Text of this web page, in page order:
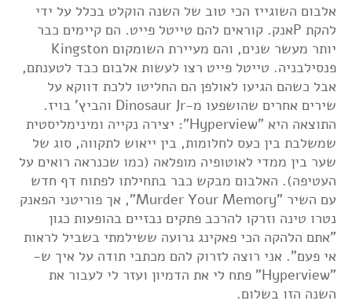
אלבום השוגייז הכי טוב של השנה הוקלט בכלל על ידי
להקת Pאנק. קוראים להם טייטל פייט. הם קיימים כבר
יותר מעשר שנים, והם מעיירת השומקום Kingston
פנסילבניה. טייטל פייט רצו לעשות אלבום כבד לטענתם,
אבל כשהם הגיעו לאולפן הם החליטו ללכת דווקא על
שירים אחרים שהושפעו מ-Dinosaur Jr והביץ' בויז.
התוצאה היא "Hyperview": יצירה נקייה ומינימליסטית
שמשלבת בין כעס לחלומות, בין ייאוש לתקווה, סוג של
שער בין ממדי לאוטופיה מופלאה (כמו שכנראה רואים על
העטיפה). האלבום מבקש כבר בתחילתו לפתוח דף חדש
עם השיר "Murder Your Memory", אך פוריטני הפאנק
נטרו טינה וזרקו להרכב פתקים נבזיים בהופעות כגון
"אתם הלהקה הכי פאקינג גרועה ששילמתי בשביל לראות
אי פעם". אני רוצה לזרוק להם מכתבי תודה על איך ש-
"Hyperview" פתח לי את הדמיון ועזר לי לעבור את
השנה הזו בשלום.